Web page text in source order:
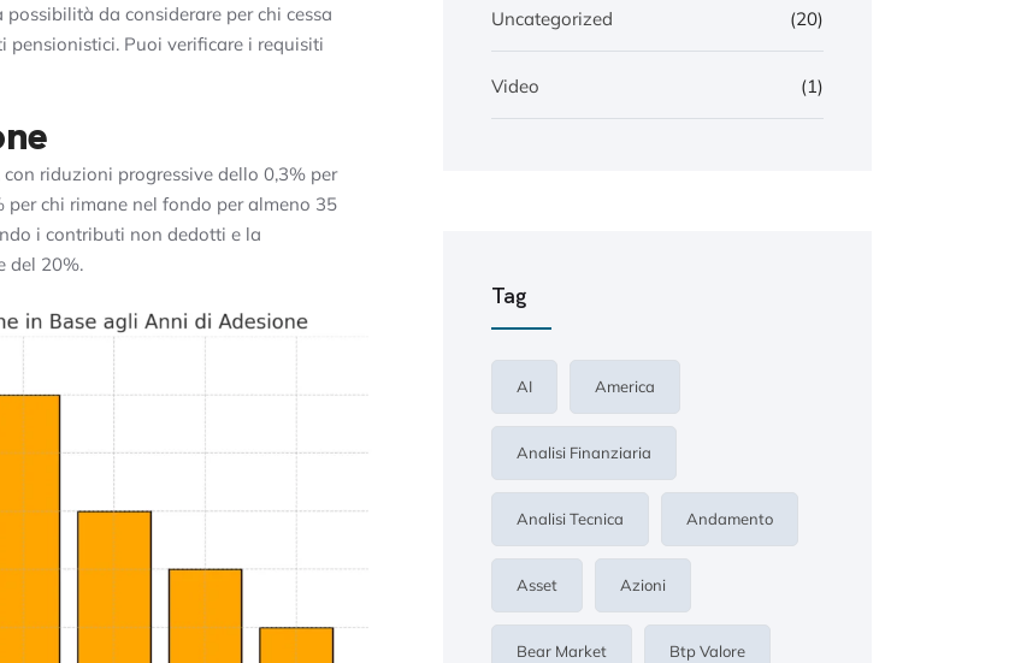
da considerare per chi cessa
Puoi verificare i requisiti
riduzioni progressive dello 0,3% per
chi rimane nel fondo per almeno 35
i contributi non dedotti e la
del 20%.
Uncategorized (20)
Video (1)
Tag
AI America
Analisi Finanziaria
Analisi Tecnica Andamento
Asset Azioni
Bear Market Btp Valore